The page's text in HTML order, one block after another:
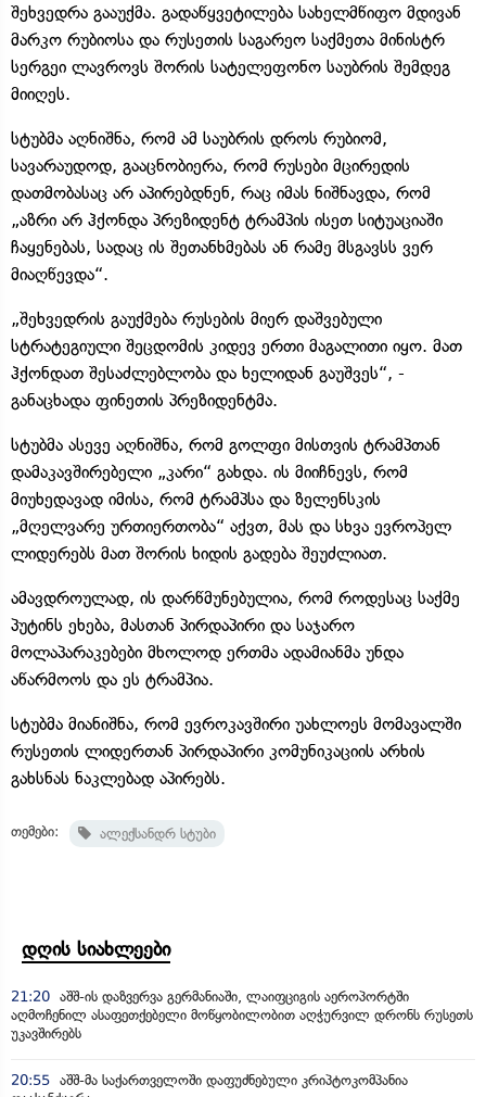
შეხვედრა გააუქმა. გადაწყვეტილება სახელმწიფო მდივან
მარკო რუბიოსა და რუსეთის საგარეო საქმეთა მინისტრ
სერგეი ლავროვს შორის სატელეფონო საუბრის შემდეგ
მიიღეს.
სტუბმა აღნიშნა, რომ ამ საუბრის დროს რუბიომ,
სავარაუდოდ, გააცნობიერა, რომ რუსები მცირედის
დათმობასაც არ აპირებდნენ, რაც იმას ნიშნავდა, რომ
„აზრი არ ჰქონდა პრეზიდენტ ტრამპის ისეთ სიტუაციაში
ჩაყენებას, სადაც ის შეთანხმებას ან რამე მსგავსს ვერ
მიაღწევდა“.
„შეხვედრის გაუქმება რუსების მიერ დაშვებული
სტრატეგიული შეცდომის კიდევ ერთი მაგალითი იყო. მათ
ჰქონდათ შესაძლებლობა და ხელიდან გაუშვეს“, -
განაცხადა ფინეთის პრეზიდენტმა.
სტუბმა ასევე აღნიშნა, რომ გოლფი მისთვის ტრამპთან
დამაკავშირებელი „კარი“ გახდა. ის მიიჩნევს, რომ
მიუხედავად იმისა, რომ ტრამპსა და ზელენსკის
„მღელვარე ურთიერთობა“ აქვთ, მას და სხვა ევროპელ
ლიდერებს მათ შორის ხიდის გადება შეუძლიათ.
ამავდროულად, ის დარწმუნებულია, რომ როდესაც საქმე
პუტინს ეხება, მასთან პირდაპირი და საჯარო
მოლაპარაკებები მხოლოდ ერთმა ადამიანმა უნდა
აწარმოოს და ეს ტრამპია.
სტუბმა მიანიშნა, რომ ევროკავშირი უახლოეს მომავალში
რუსეთის ლიდერთან პირდაპირი კომუნიკაციის არხის
გახსნას ნაკლებად აპირებს.
თემები: ალექსანდრ სტუბი
დღის სიახლეები
21:20 აშშ-ის დაზვერვა გერმანიაში, ლაიფციგის აეროპორტში
აღმოჩენილ ასაფეთქებელი მოწყობილობით აღჭურვილ დრონს რუსეთს
უკავშირებს
20:55 აშშ-მა საქართველოში დაფუძნებული კრიპტოკომპანია